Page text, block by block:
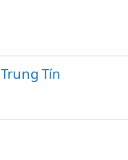
Tín